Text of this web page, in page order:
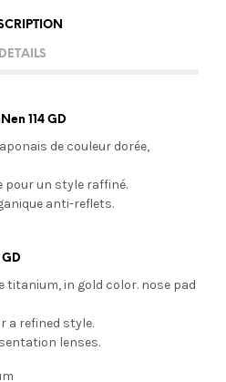
DETAILS
114 GD
de couleur dorée,
pour un style raffiné.
anti-reflets.
titanium, in gold color. nose pad
a refined style.
lenses.